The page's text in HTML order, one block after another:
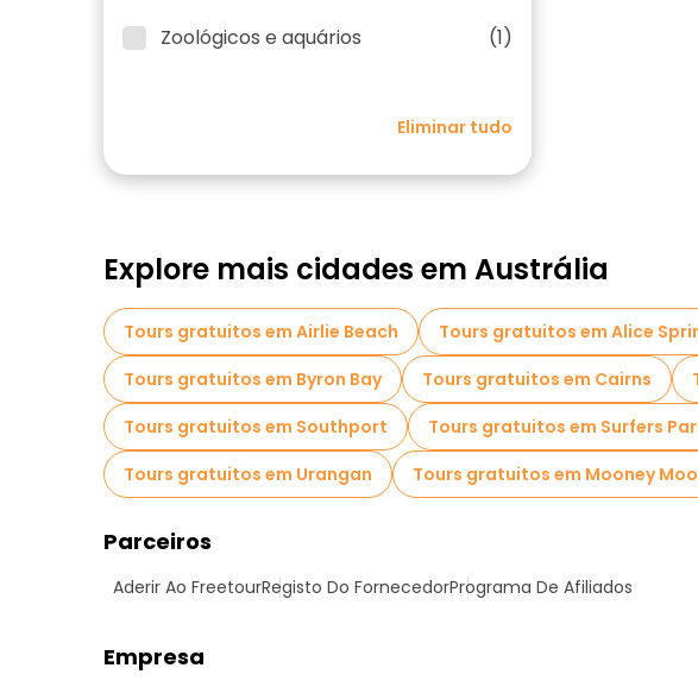
Zoológicos e aquários (1)
Eliminar tudo
Explore mais cidades em Austrália
Tours gratuitos em Airlie Beach Tours gratuitos em Alice
Tours gratuitos em Byron Bay
Tours gratuitos em Cairns
Tours gratuitos em Southport
Tours gratuitos em Surfers
Tours gratuitos em Urangan
Tours gratuitos em Mooney
Parceiros
Aderir Ao FreetourRegisto Do FornecedorPrograma De Afiliados
Empresa